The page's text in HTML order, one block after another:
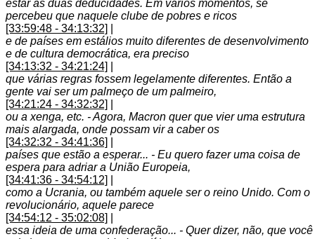
estar às duas deducidades. Em vários momentos, se
percebeu que naquele clube de pobres e ricos
[33:59:48 - 34:13:32]
e de países em estálios muito diferentes de desenvolvimento
e de cultura democrática, era preciso
[34:13:32 - 34:21:24]
que várias regras fossem legelamente diferentes. Então a
gente vai ser um palmeço de um palmeiro,
[34:21:24 - 34:32:32]
ou a xenga, etc. - Agora, Macron quer que vier uma estrutura
mais alargada, onde possam vir a caber os
[34:32:32 - 34:41:36]
países que estão a esperar... - Eu quero fazer uma coisa de
espera para adriar a União Europeia,
[34:41:36 - 34:54:12]
como a Ucrania, ou também aquele ser o reino Unido. Com o
revolucionário, aquele parece
[34:54:12 - 35:02:08]
essa ideia de uma confederação... - Quer dizer, não, que você